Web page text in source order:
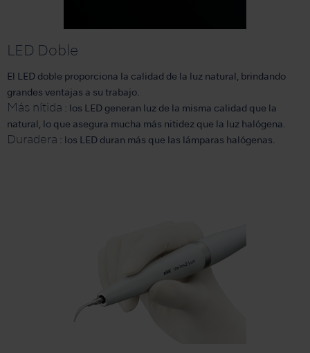
LED Doble
El LED doble proporciona la calidad de la luz natural, brindando
grandes ventajas a su trabajo.
Más nítida : los LED generan luz de la misma calidad que la
natural, lo que asegura mucha más nitidez que la luz halógena.
Duradera : los LED duran más que las lámparas halógenas.